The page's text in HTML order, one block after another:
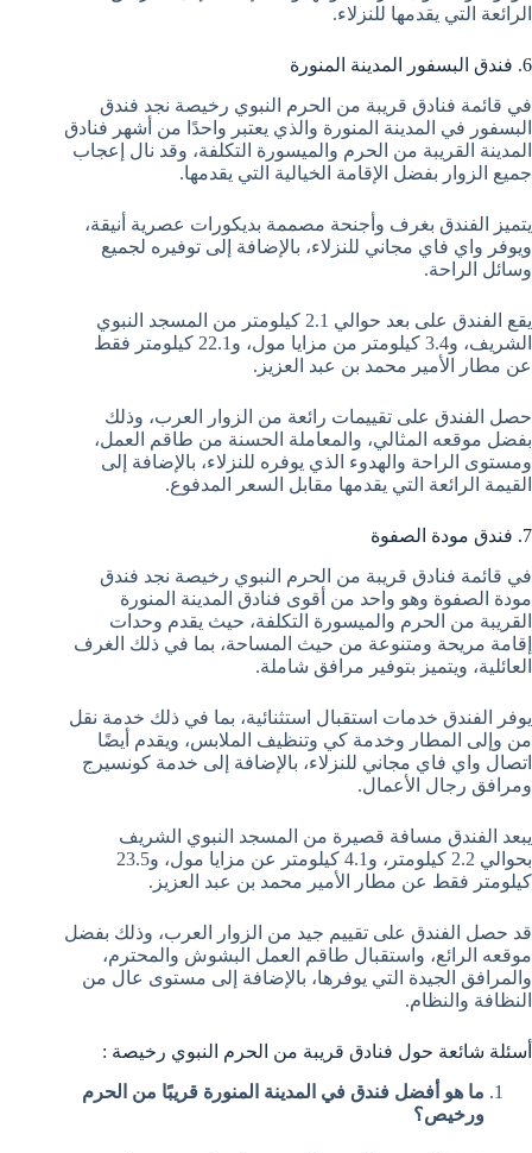
الرائعة التي يقدمها للنزلاء.
6. فندق البسفور المدينة المنورة
في قائمة فنادق قريبة من الحرم النبوي رخيصة نجد فندق
البسفور في المدينة المنورة والذي يعتبر واحدًا من أشهر فنادق
المدينة القريبة من الحرم والميسورة التكلفة، وقد نال إعجاب
جميع الزوار بفضل الإقامة الخيالية التي يقدمها.
يتميز الفندق بغرف وأجنحة مصممة بديكورات عصرية أنيقة،
ويوفر واي فاي مجاني للنزلاء، بالإضافة إلى توفيره لجميع
وسائل الراحة.
يقع الفندق على بعد حوالي 2.1 كيلومتر من المسجد النبوي
الشريف، و3.4 كيلومتر من مزايا مول، و22.1 كيلومتر فقط
عن مطار الأمير محمد بن عبد العزيز.
حصل الفندق على تقييمات رائعة من الزوار العرب، وذلك
بفضل موقعه المثالي، والمعاملة الحسنة من طاقم العمل،
ومستوى الراحة والهدوء الذي يوفره للنزلاء، بالإضافة إلى
القيمة الرائعة التي يقدمها مقابل السعر المدفوع.
7. فندق مودة الصفوة
في قائمة فنادق قريبة من الحرم النبوي رخيصة نجد فندق
مودة الصفوة وهو واحد من أقوى فنادق المدينة المنورة
القريبة من الحرم والميسورة التكلفة، حيث يقدم وحدات
إقامة مريحة ومتنوعة من حيث المساحة، بما في ذلك الغرف
العائلية، ويتميز بتوفير مرافق شاملة.
يوفر الفندق خدمات استقبال استثنائية، بما في ذلك خدمة نقل
من وإلى المطار وخدمة كي وتنظيف الملابس، ويقدم أيضًا
اتصال واي فاي مجاني للنزلاء، بالإضافة إلى خدمة كونسيرج
ومرافق رجال الأعمال.
يبعد الفندق مسافة قصيرة من المسجد النبوي الشريف
بحوالي 2.2 كيلومتر، و4.1 كيلومتر عن مزايا مول، و23.5
كيلومتر فقط عن مطار الأمير محمد بن عبد العزيز.
قد حصل الفندق على تقييم جيد من الزوار العرب، وذلك بفضل
موقعه الرائع، واستقبال طاقم العمل البشوش والمحترم،
والمرافق الجيدة التي يوفرها، بالإضافة إلى مستوى عال من
النظافة والنظام.
أسئلة شائعة حول فنادق قريبة من الحرم النبوي رخيصة :
ما هو أفضل فندق في المدينة المنورة قريبًا من الحرم
ورخيص؟